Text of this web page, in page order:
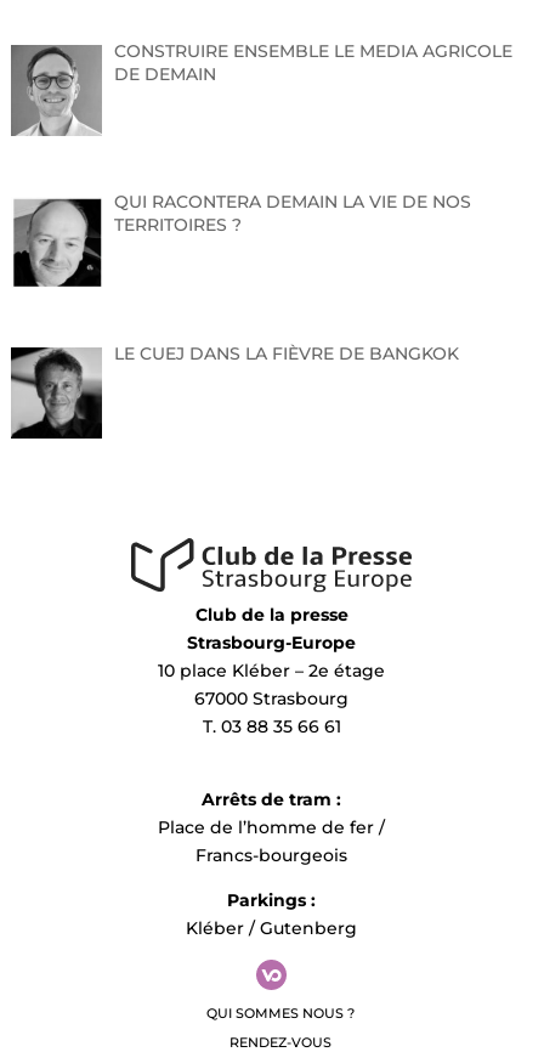
CONSTRUIRE ENSEMBLE LE MEDIA AGRICOLE
DE DEMAIN
QUI RACONTERA DEMAIN LA VIE DE NOS
TERRITOIRES ?
LE CUEJ DANS LA FIÈVRE DE BANGKOK
Club de la presse
Strasbourg-Europe
10 place Kléber – 2e étage
67000 Strasbourg
T. 03 88 35 66 61
Arrêts de tram :
Place de l’homme de fer /
Francs-bourgeois
Parkings :
Kléber / Gutenberg
QUI SOMMES NOUS ?
RENDEZ-VOUS